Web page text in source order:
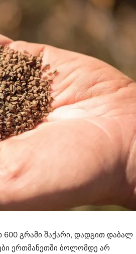
600 გრამი შაქარი, დადგით დაბალ
ერთმანეთში ბოლომდე არ